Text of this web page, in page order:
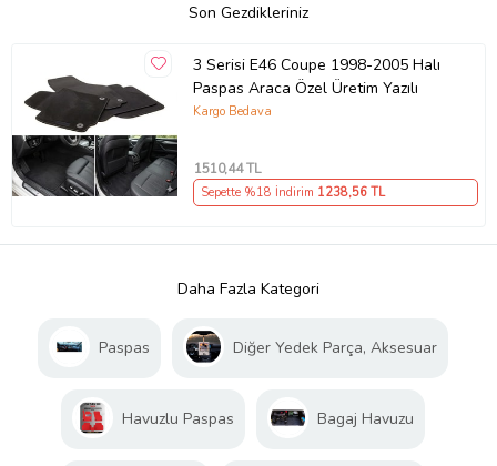
Son Gezdikleriniz
3 Serisi E46 Coupe 1998-2005 Halı
Paspas Araca Özel Üretim Yazılı
Kargo Bedava
1510,44 TL
Sepette %18 İndirim 1238,56 TL
Daha Fazla Kategori
Paspas Diğer Yedek Parça, Aksesuar
Havuzlu Paspas Bagaj Havuzu